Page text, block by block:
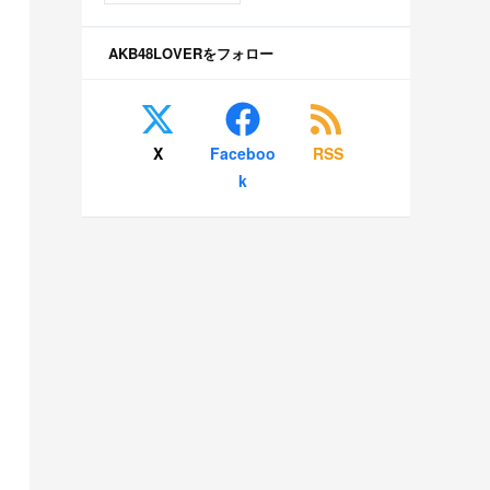
AKB48LOVERをフォロー
X
Faceboo
k
RSS